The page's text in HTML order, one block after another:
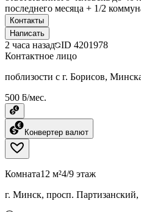
последнего месяца + 1/2
Контакты
Написать
2 часа назад ID 4201978
Контактное лицо
поблизости с г. Борисов,
500 ƃ/мес.
Конвертер валют
Комната12 м²4/9 этаж
г. Минск, просп. Партизанский,